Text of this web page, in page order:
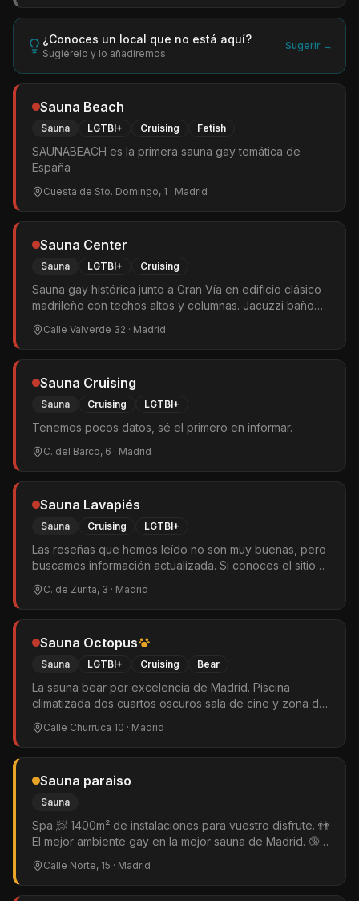
¿Conoces un local que no está aquí?
Sugiérelo y lo añadiremos
Sugerir →
Sauna Beach
Sauna LGTBI+ Cruising Fetish
SAUNABEACH es la primera sauna gay temática de
España
Cuesta de Sto. Domingo, 1 · Madrid
Sauna Center
Sauna LGTBI+ Cruising
Sauna gay histórica junto a Gran Vía en edificio clásico
madrileño con techos altos y columnas. Jacuzzi baño
turco cuarto oscuro y bar. Abierta 24 horas. Mezcla de
turistas y locales.
Calle Valverde 32 · Madrid
Sauna Cruising
Sauna Cruising LGTBI+
Tenemos pocos datos, sé el primero en informar.
C. del Barco, 6 · Madrid
Sauna Lavapiés
Sauna Cruising LGTBI+
Las reseñas que hemos leído no son muy buenas, pero
buscamos información actualizada. Si conoces el sitio
escríbenos.
C. de Zurita, 3 · Madrid
Sauna Octopus
Sauna LGTBI+ Cruising Bear
La sauna bear por excelencia de Madrid. Piscina
climatizada dos cuartos oscuros sala de cine y zona de
cruising. Público maduro-oso. Fines de semana abierta
24 horas. La más concurrida de la tribu bear.
Calle Churruca 10 · Madrid
Sauna paraiso
Sauna
Spa 🧖 1400m² de instalaciones para vuestro disfrute. 👬
El mejor ambiente gay en la mejor sauna de Madrid. 🔞
Only Men
Calle Norte, 15 · Madrid